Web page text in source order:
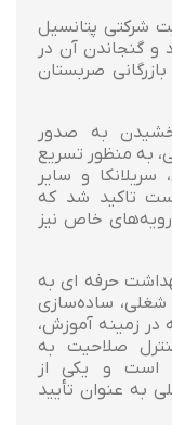
شرکتی پتانسیل
و گنجاندن آن در
صربستان
به صدور
به منظور تسریع
سریلانکا و سایر
تاکید شد که
خاص نیز
حرفه ای به
شغلی، ساده‌سازی
در زمینه آموزش،
صلاحیت به
است و یکی از
به عنوان تأیید